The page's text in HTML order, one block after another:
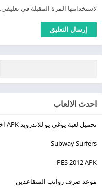
لاستخدامها المرة المقبلة في تعليقي.
احدث الالعاب
تحميل لعبة يوغي يو للاندرويد APK آخر إصدار 2026 مجاناً
Subway Surfers
PES 2012 APK
موعد صرف رواتب المتقاعدين